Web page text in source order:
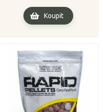
Koupit